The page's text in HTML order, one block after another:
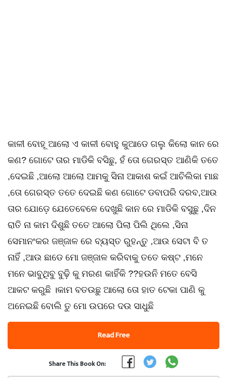
କାଳୀ ବୋହୂ ଆଲୋ ଏ କାଳୀ ବୋହୁ କୁଆଡେ ଗଲୁ କିଲୋ କାନ ରେ
କଣ? ଗୋଟେ ତାର ମାଡିକି ବସିଛୁ, ହଁ ତୋ ଗେରସ୍ତ ଆଣିକି ତତେ
,ଦେଇଛି ,ଆଲୋ ଆଲୋ ଆମକୁ ସିନା ଆକାଶ କଇଁ ଆଚିଲିକା ମାଛ
,ତୋ ଗେରସ୍ତ ତତେ ଦେଇଛି କଣ ଗୋଟେ ଡବାପରି ଦରବ,ଆଉ
ତାର ଯୋଡ଼େ ଯେତେବେଳେ ଦେଖୁଛି କାନ ରେ ମାଡିକି ବସୁଛୁ ,ଦିନ
ରାତି ନା କାମ ଦିଶୁଛି ତତେ ଆଲୋ ପିଲା ପିଲି ଥିଲେ ,ସିନା
ସେମାନଂକର ଜଞ୍ଜାଳ ରେ ବ୍ୟସ୍ତ ରୁହନ୍ତୁ ,ଆଉ ସେଟା ବି ତ
ନାହିଁ ,ଆଉ ଛାଡେ ମୋ ଜଞ୍ଜାଳ କରିବାକୁ ତତେ କଷ୍ଟ ,ମନେ
ମନେ ଭାବୁଥିବୁ ବୁଢ଼ି କୁ ମରଣ କାହିଁକି ??ହଉନି ମତେ ବେସି
ଆକଟ କରୁଛି ।କାମ ବତଉଛୁ ଆଲୋ ତୋ ହାତ ଟେକା ପାଣି କୁ
ଅନେଇଛି ବୋଲି ତୁ ମୋ ଉପରେ ଦଉ ସାଧୁଛି
Read Free
Share This Book On: